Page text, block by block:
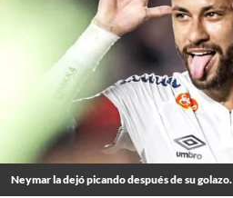
Neymar la dejó picando después de su golazo.